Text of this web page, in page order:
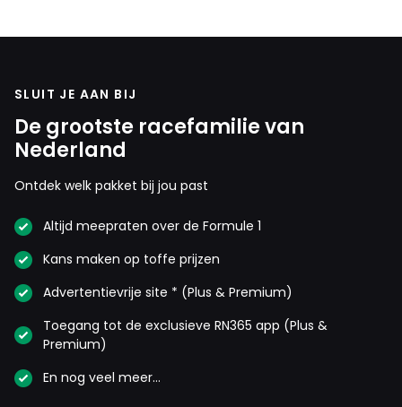
SLUIT JE AAN BIJ
De grootste racefamilie van
Nederland
Ontdek welk pakket bij jou past
Altijd meepraten over de Formule 1
Kans maken op toffe prijzen
Advertentievrije site * (Plus & Premium)
Toegang tot de exclusieve RN365 app (Plus &
Premium)
En nog veel meer…